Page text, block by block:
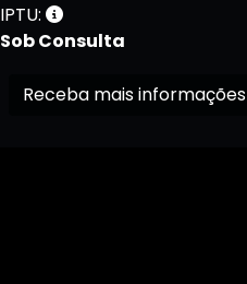
IPTU:
Sob Consulta
Receba mais informações